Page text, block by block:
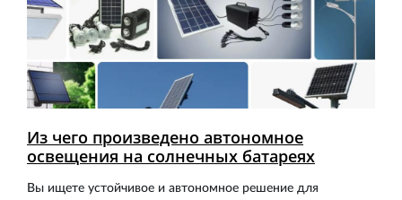
Из чего произведено автономное
освещения на солнечных батареях
Вы ищете устойчивое и автономное решение для